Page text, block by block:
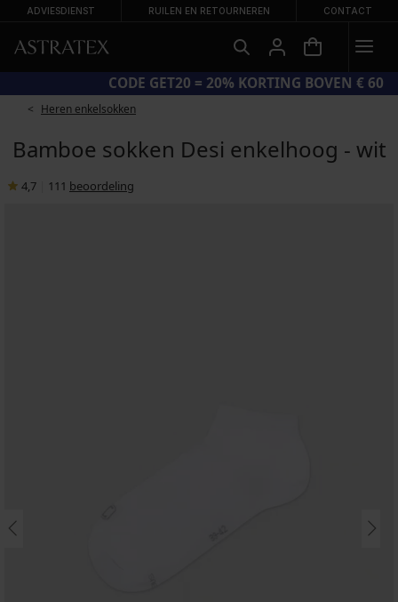
ADVIESDIENST RUILEN EN RETOURNEREN CONTACT
GROTE ZOMERSALE TOT -70%
Heren enkelsokken
Bamboe sokken Desi enkelhoog - wit
4,7 111 beoordeling